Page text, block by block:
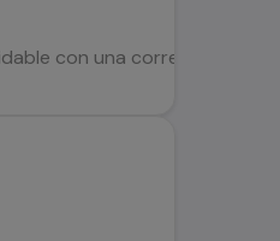
con una correa de